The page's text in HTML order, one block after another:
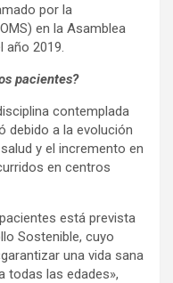
por la
en la Asamblea
año 2019.
pacientes?
contemplada
debido a la evolución
y el incremento en
en centros
está prevista
Sostenible, cuyo
una vida sana
todas las edades»,